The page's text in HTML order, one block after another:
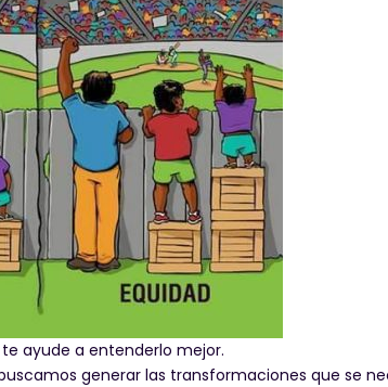
ayude a entenderlo mejor.
generar las transformaciones que se